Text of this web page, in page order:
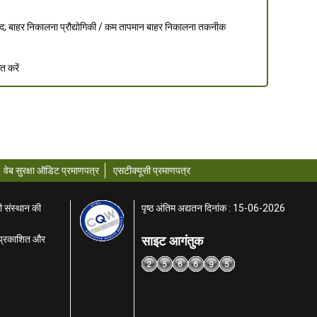
निकालना प्रौद्योगिकी / कम तापमान बाहर निकालना तकनीक
करें
वेब सुरक्षा ऑडिट प्रमाणपत्र एसटीक्यूसी प्रमाणपत्र
संस्थान की
प्रकाशित और
पृष्ठ अंतिम अद्यतन दिनांक : 15-06-2026
साइट आगंतुक